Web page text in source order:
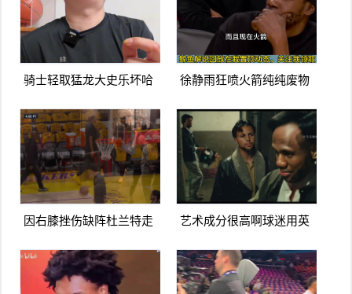
骑士轻取猛龙大史乐坏哈
可成啊
徐静雨狂喷火箭纯纯废物
打坑惨球队
因右膝挫伤缺阵杜兰特走
一拐
艺术成分很高啊球迷用英
季后赛